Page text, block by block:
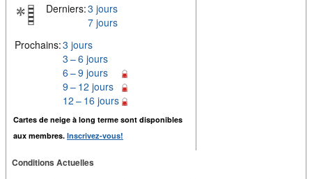
Derniers:3 jours
7 jours
Prochains:3 jours
3 – 6 jours
6 – 9 jours
9 – 12 jours
12 – 16 jours
Cartes de neige à long terme sont disponibles
aux membres. Inscrivez-vous!
Conditions Actuelles